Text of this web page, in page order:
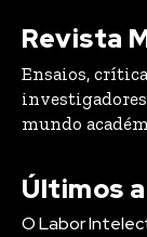
Revista
Ensaios,
mundo
Últimos
O Labor